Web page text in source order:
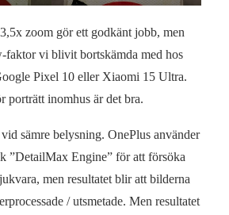
zoom gör ett godkänt jobb, men
faktor vi blivit bortskämda med hos
Pixel 10 eller Xiaomi 15 Ultra.
porträtt inomhus är det bra.
sämre belysning. OnePlus använder
”DetailMax Engine” för att försöka
men resultatet blir att bilderna
/ utsmetade. Men resultatet